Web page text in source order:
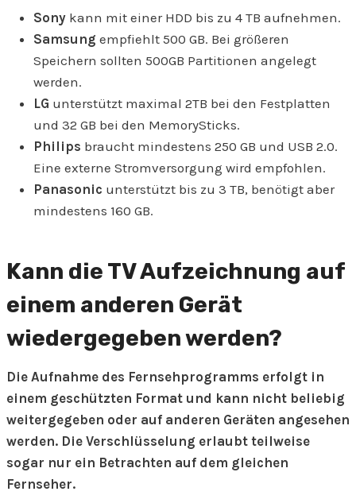
Sony kann mit einer HDD bis zu 4 TB aufnehmen.
Samsung empfiehlt 500 GB. Bei größeren
Speichern sollten 500GB Partitionen angelegt
werden.
LG unterstützt maximal 2TB bei den Festplatten
und 32 GB bei den MemorySticks.
Philips braucht mindestens 250 GB und USB 2.0.
Eine externe Stromversorgung wird empfohlen.
Panasonic unterstützt bis zu 3 TB, benötigt aber
mindestens 160 GB.
Kann die TV Aufzeichnung auf
einem anderen Gerät
wiedergegeben werden?
Die Aufnahme des Fernsehprogramms erfolgt in
einem geschützten Format und kann nicht beliebig
weitergegeben oder auf anderen Geräten angesehen
werden. Die Verschlüsselung erlaubt teilweise
sogar nur ein Betrachten auf dem gleichen
Fernseher.